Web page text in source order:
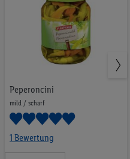
Peperoncini
mild / scharf
1 Bewertung